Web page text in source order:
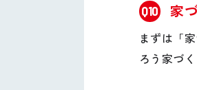
Q10 家
まずは「
ろう家づ